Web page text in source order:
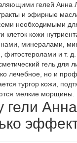
гелей Анна
и эфирные
необходимыми
клеток кожи
минералами,
фитостеролами и т.
гель для
лечебное, но и
тургор кожи,
мелкие морщины.
гели